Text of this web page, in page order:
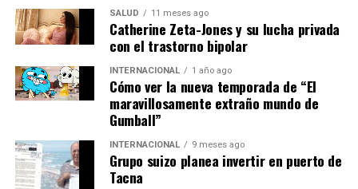
Sin embargo, algunos críticos argumentan que las
nuevas regulaciones podrían imponer cargas excesivas a
las pequeñas y medianas empresas, que podrían carecer
de los recursos necesarios para cumplir con los nuevos
requisitos.
Por otro lado, las grandes empresas tecnológicas han
expresado preocupaciones sobre el impacto de la ley en
la innovación y el desarrollo de nuevos productos.
SALUD 11 meses ago
Catherine Zeta-Jones y su lucha privada
con el trastorno bipolar
INTERNACIONAL 1 año ago
Cómo ver la nueva temporada de “El
maravillosamente extraño mundo de
Gumball”
INTERNACIONAL 9 meses ago
Grupo suizo planea invertir en puerto de
Tacna